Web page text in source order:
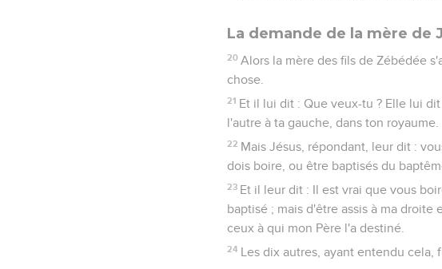
La demande de la mère de
20 Alors la mère des fils de Zébédée
chose.
21 Et il lui dit : Que veux-tu ? Elle lui
l'autre à ta gauche, dans ton royaume.
22 Mais Jésus, répondant, leur dit :
dois boire, ou être baptisés du
23 Et il leur dit : Il est vrai que vous
baptisé ; mais d'être assis à ma droite
ceux à qui mon Père l'a destiné.
24 Les dix autres, ayant entendu cela,